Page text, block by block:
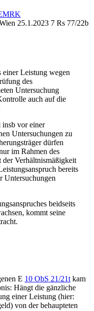
25.1.2023 7 Rs 77/22b
Leistung wegen
des
Untersuchung
auch auf die
insb vor einer
Untersuchungen zu
dürfen
im Rahmen des
der Verhältnismäßigkeit
bereits
Untersuchungen
beidseits
kommt seine
E 10 ObS 21/21t kam
Hängt die gänzliche
einer Leistung (hier:
von der behaupteten